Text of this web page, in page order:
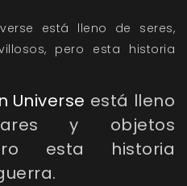
está lleno de seres,
pero esta historia
Universe está lleno
y objetos
esta historia